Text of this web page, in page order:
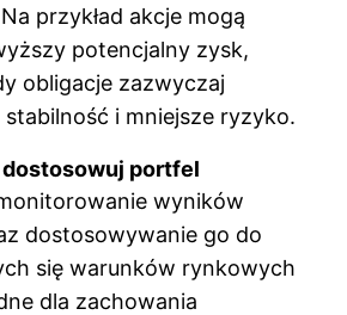
przykład akcje mogą
potencjalny zysk,
obligacje zazwyczaj
stabilność i mniejsze ryzyko.
portfel
wyników
dostosowywanie go do
się warunków rynkowych
dla zachowania